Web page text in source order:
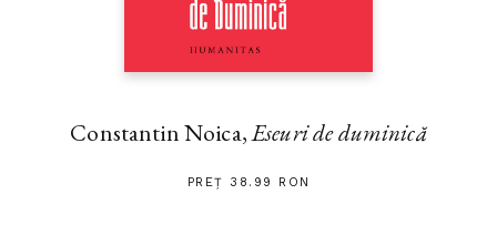
Constantin Noica,Eseuri de duminică
PREȚ 38.99 RON